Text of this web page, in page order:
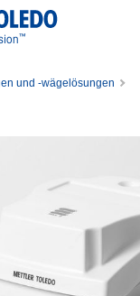
™
und -wägelösungen